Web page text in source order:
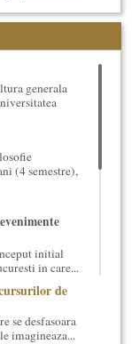
oamenii ei, pe
acum
proiecte
marketing
si
cursuri de
alte feluri.
si
generala
(4 semestre),
initial
in care...
de
se desfasoara
imagineaza...